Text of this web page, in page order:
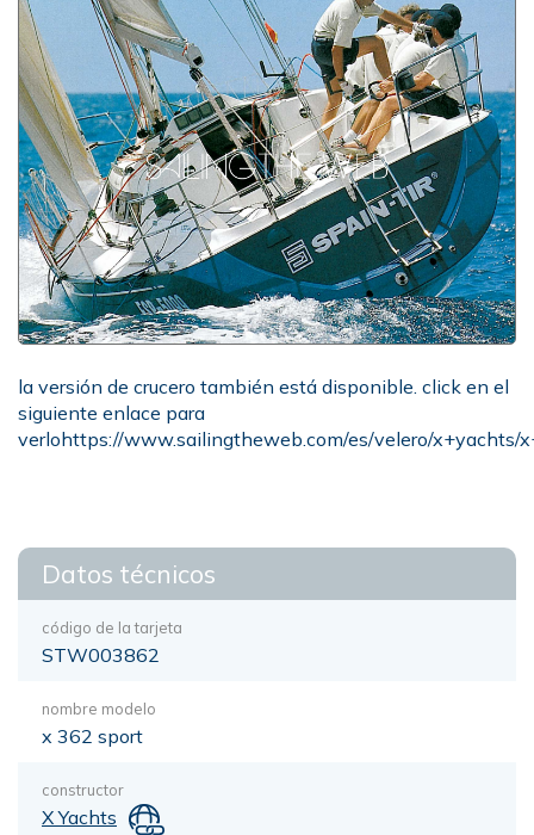
la versión de crucero también está disponible. click en el
siguiente enlace para
verlohttps://www.sailingtheweb.com/es/velero/x+yachts/
Datos técnicos
código de la tarjeta
STW003862
nombre modelo
x 362 sport
constructor
X Yachts